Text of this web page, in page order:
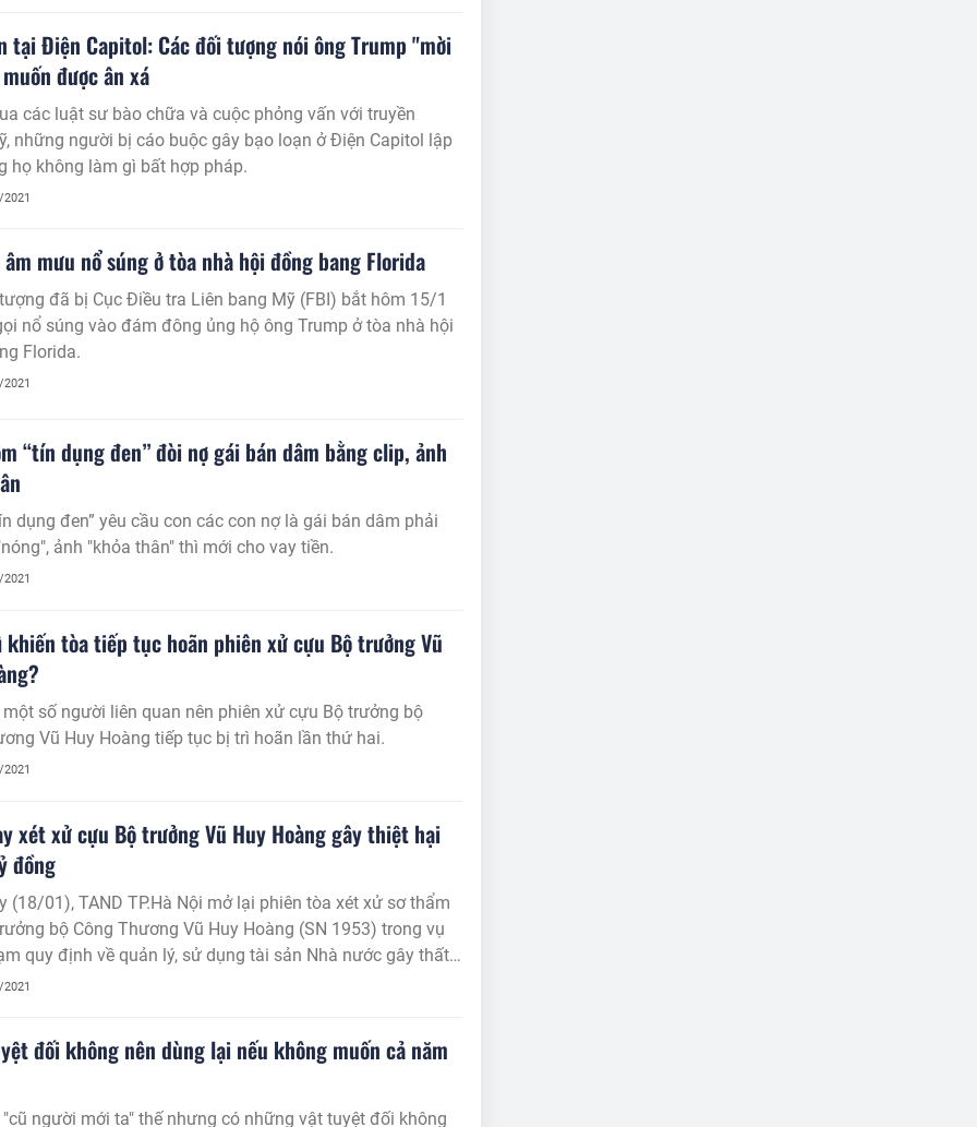
tại Điện Capitol: Các đối tượng nói ông Trump "mời
được ân xá
các luật sư bào chữa và cuộc phỏng vấn với truyền
những người bị cáo buộc gây bạo loạn ở Điện Capitol lập
họ không làm gì bất hợp pháp.
âm mưu nổ súng ở tòa nhà hội đồng bang Florida
đã bị Cục Điều tra Liên bang Mỹ (FBI) bắt hôm 15/1
nổ súng vào đám đông ủng hộ ông Trump ở tòa nhà hội
Florida.
“tín dụng đen” đòi nợ gái bán dâm bằng clip, ảnh
dụng đen” yêu cầu con các con nợ là gái bán dâm phải
ảnh "khỏa thân" thì mới cho vay tiền.
khiến tòa tiếp tục hoãn phiên xử cựu Bộ trưởng Vũ
một số người liên quan nên phiên xử cựu Bộ trưởng bộ
Vũ Huy Hoàng tiếp tục bị trì hoãn lần thứ hai.
xét xử cựu Bộ trưởng Vũ Huy Hoàng gây thiệt hại
đồng
(18/01), TAND TP.Hà Nội mở lại phiên tòa xét xử sơ thẩm
bộ Công Thương Vũ Huy Hoàng (SN 1953) trong vụ
quy định về quản lý, sử dụng tài sản Nhà nước gây thất
phí và vi phạm các quy định về quản lý đất đai xảy ra tại
đối không nên dùng lại nếu không muốn cả năm
"cũ người mới ta" thế nhưng có những vật tuyệt đối không